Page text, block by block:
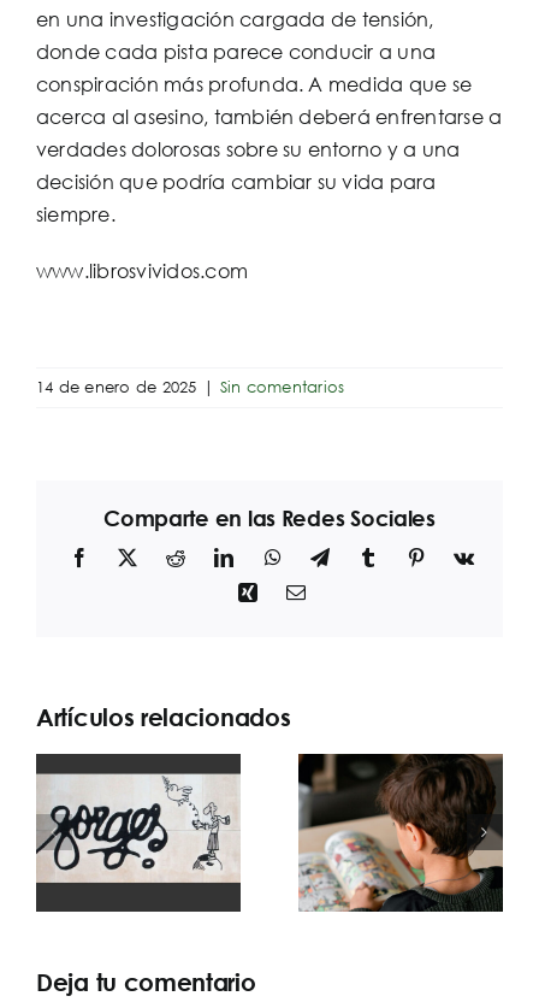
en una investigación cargada de tensión,
donde cada pista parece conducir a una
conspiración más profunda. A medida que se
acerca al asesino, también deberá enfrentarse a
verdades dolorosas sobre su entorno y a una
decisión que podría cambiar su vida para
siempre.
www.librosvividos.com
14 de enero de 2025 | Sin comentarios
Comparte en las Redes Sociales
Facebook RedditLinkedInWhatsApp
TelegramTumblr PinterestVk
Xing Correo
Artículos relacionados
Francisco
Ibáñez, el
adiós al padre
de Mortadelo y
Filemón
JRR Tolkien, un
escritor
visionario
Deja tu comentario